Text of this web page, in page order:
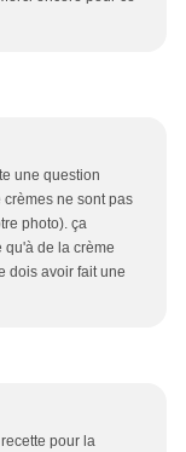
une question
ne sont pas
photo). ça
qu'à de la crème
dois avoir fait une
pour la